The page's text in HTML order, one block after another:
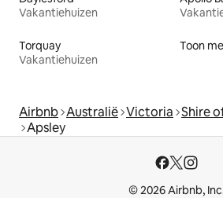
Vakantiehuizen
Torquay
Vakantiehuizen
Toon
Airbnb Australië Victoria Shire
Apsley
© 2026 Airbnb,